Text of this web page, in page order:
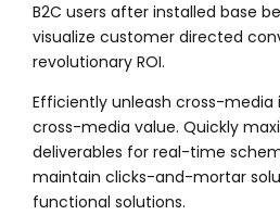
B2C users after installed base
visualize customer directed
revolutionary ROI.
Efficiently unleash cross-
cross-media value. Quickly
deliverables for real-time
maintain clicks-and-mortar
functional solutions.